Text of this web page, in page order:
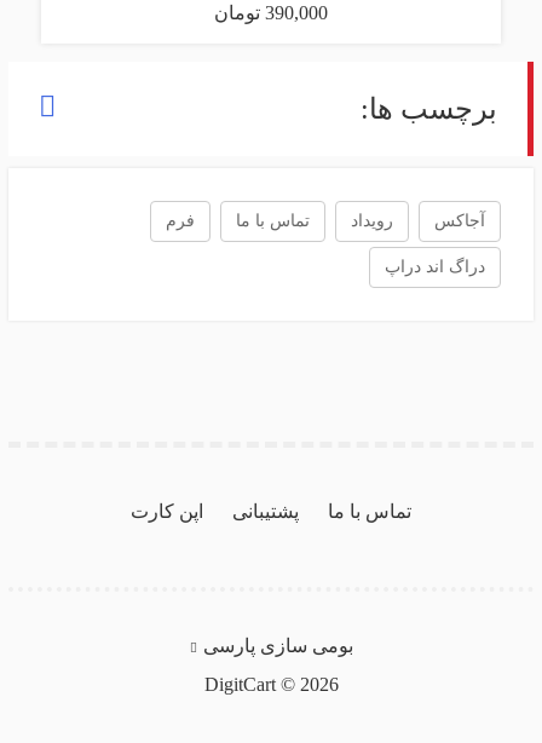
390,000 تومان
برچسب ها:
آجاکس رویداد تماس با ما فرم
دراگ اند دراپ
تماس با ما پشتیبانی اپن کارت
بومی سازی پارسی
DigitCart © 2026